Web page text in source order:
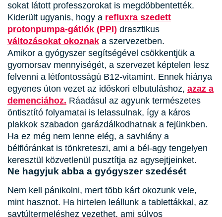
sokat látott professzorokat is megdöbbentették.
Kiderült ugyanis, hogy a refluxra szedett
protonpumpa-gátlók (PPI) drasztikus
változásokat okoznak a szervezetben.
Amikor a gyógyszer segítségével csökkentjük a
gyomorsav mennyiségét, a szervezet képtelen lesz
felvenni a létfontosságú B12-vitamint. Ennek hiánya
egyenes úton vezet az időskori elbutuláshoz, azaz a
demenciához. Ráadásul az agyunk természetes
öntisztító folyamatai is lelassulnak, így a káros
plakkok szabadon garázdálkodhatnak a fejünkben.
Ha ez még nem lenne elég, a savhiány a
bélflóránkat is tönkreteszi, ami a bél-agy tengelyen
keresztül közvetlenül pusztítja az agysejtjeinket.
Ne hagyjuk abba a gyógyszer szedését
Nem kell pánikolni, mert több kárt okozunk vele,
mint hasznot. Ha hirtelen leállunk a tablettákkal, az
savtúltermeléshez vezethet, ami súlyos